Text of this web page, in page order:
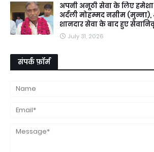
अपनी अनूठी सेवा के लिए
अर्दली मोहम्मद नसीम
शानदार सेवा के बाद हुए
July 31, 2026
संपर्क फ़ॉर्म